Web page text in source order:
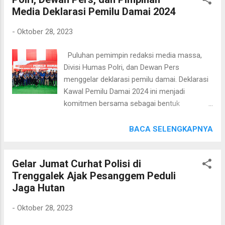
Bangkalan, dihadiri oleh Waka Polda Jatim,
didampingi Alumni Akabri 90 Brigjen Pol
Bidang Jemen SDM Itwasum Polri, Brigjen
Pol Agus Djaka Santoso selaku Widyaiswara
Kepolisian Utama TK II Sespim Lemdiklat
Polri. Turut serta para pejabat utama (PJU)
Polda Jatim, Forkopimda Kabupaten
Muhammadiyah, Ketua FKUB, Ponpes An
Ponpes Mambaus Salam, Ponpes As Salam
dan Forum Rektor Bangkalan. Untuk bakti
kes...
Media Deklarasi Pemilu Damai 2024
- Oktober 28, 2023
Puluhan pemimpin redaksi media massa,
Divisi Humas Polri, dan Dewan Pers
menggelar deklarasi pemilu damai. Deklarasi
Kawal Pemilu Damai 2024 ini menjadi
komitmen bersama sebagai bentuk
Kadiv Humas Polri Irjen. Pol. Sandi Nugroho
harus damai, punya semua pihak, dan
memiliki tanggung jawab moril. Diharapkan
dengan demikian, pemilu dapat berjalan
“Pesan morilnya, perlu kita semua menjaga
BACA SELENGKAPNYA
Gelar Jumat Curhat Polisi di
Trenggalek Ajak Pesanggem Peduli
Jaga Hutan
- Oktober 28, 2023